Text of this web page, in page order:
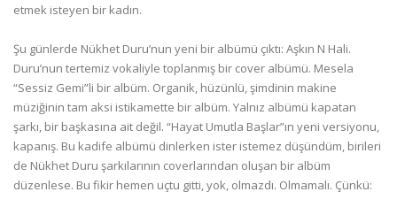
etmek isteyen bir kadın.
Şu günlerde Nükhet Duru’nun yeni bir albümü çıktı: Aşkın N Hali.
Duru’nun tertemiz vokaliyle toplanmış bir cover albümü. Mesela
“Sessiz Gemi”li bir albüm. Organik, hüzünlü, şimdinin makine
müziğinin tam aksi istikamette bir albüm. Yalnız albümü kapatan
şarkı, bir başkasına ait değil. “Hayat Umutla Başlar”ın yeni versiyonu,
kapanış. Bu kadife albümü dinlerken ister istemez düşündüm, birileri
de Nükhet Duru şarkılarının coverlarından oluşan bir albüm
düzenlese. Bu fikir hemen uçtu gitti, yok, olmazdı. Olmamalı. Çünkü: